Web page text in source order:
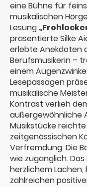
eine Bühne für
musikalischen
Lesung
präsentierte Silke
erlebte Anekdoten
Berufsmusikerin –
einem
Lesepassagen
musikalische
Kontrast verlieh
außergewöhnliche
Musikstücke
zeitgenössischen
Verfremdung. Die
wie zugänglich.
herzlichem
zahlreichen